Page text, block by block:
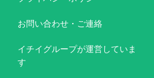
お問い合わせ・ご連絡
イチイグループが運営していま
す